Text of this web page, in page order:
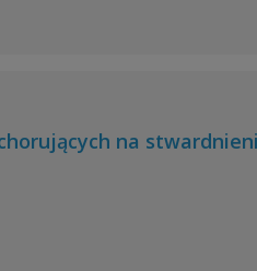
na